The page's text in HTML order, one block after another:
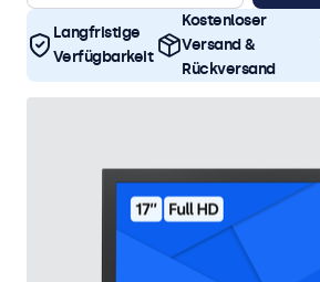
Langfristige
Verfügbarkeit
Kostenloser
Versand &
Rückversand